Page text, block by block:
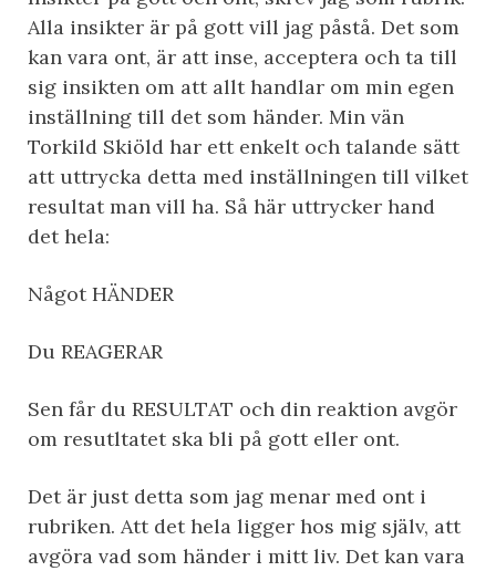
Alla insikter är på gott vill jag påstå. Det som
kan vara ont, är att inse, acceptera och ta till
sig insikten om att allt handlar om min egen
inställning till det som händer. Min vän
Torkild Skiöld har ett enkelt och talande sätt
att uttrycka detta med inställningen till vilket
resultat man vill ha. Så här uttrycker hand
det hela:
Något HÄNDER
Du REAGERAR
Sen får du RESULTAT och din reaktion avgör
om resutltatet ska bli på gott eller ont.
Det är just detta som jag menar med ont i
rubriken. Att det hela ligger hos mig själv, att
avgöra vad som händer i mitt liv. Det kan vara